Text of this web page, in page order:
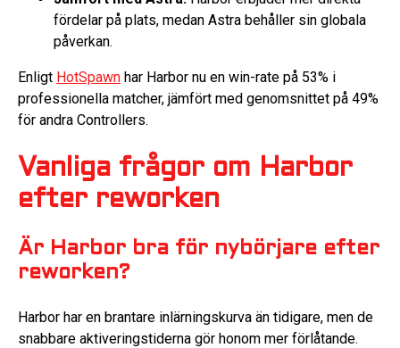
fördelar på plats, medan Astra behåller sin globala
påverkan.
Enligt HotSpawn har Harbor nu en win-rate på 53% i
professionella matcher, jämfört med genomsnittet på 49%
för andra Controllers.
Vanliga frågor om Harbor
efter reworken
Är Harbor bra för nybörjare efter
reworken?
Harbor har en brantare inlärningskurva än tidigare, men de
snabbare aktiveringstiderna gör honom mer förlåtande.